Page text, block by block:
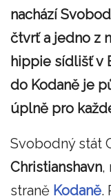
nachází
čtvrť a jedno z
hippie sídlišť v
do Kodaně je
úplně pro
Svobodný stát
Christianshavn,
straně Kodaně.